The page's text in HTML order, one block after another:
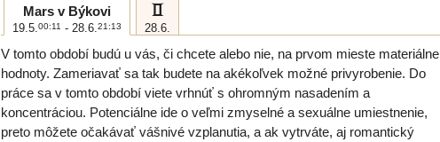
Mars v Býkovi
19.5. 00:11 - 28.6. 21:13
c
28.6.
V tomto období budú u vás, či chcete alebo nie, na prvom mieste materiálne
hodnoty. Zameriavať sa tak budete na akékoľvek možné privyrobenie. Do
práce sa v tomto období viete vrhnúť s ohromným nasadením a
koncentráciou. Potenciálne ide o veľmi zmyselné a sexuálne umiestnenie,
preto môžete očakávať vášnivé vzplanutia, a ak vytrváte, aj romantický